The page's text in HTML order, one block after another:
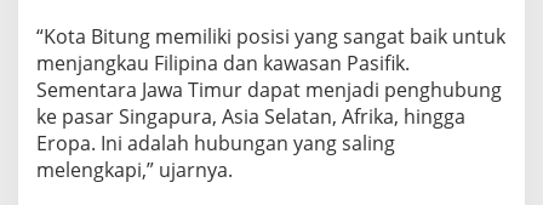
“Kota Bitung memiliki posisi yang sangat baik untuk
menjangkau Filipina dan kawasan Pasifik.
Sementara Jawa Timur dapat menjadi penghubung
ke pasar Singapura, Asia Selatan, Afrika, hingga
Eropa. Ini adalah hubungan yang saling
melengkapi,” ujarnya.